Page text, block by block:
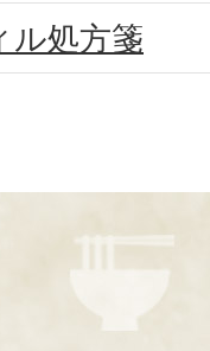
ル処方箋